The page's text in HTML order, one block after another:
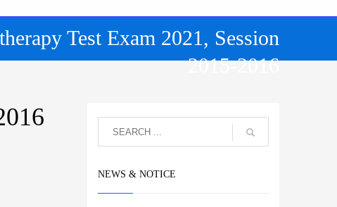
Test Exam 2021, Session
2015-2016
NEWS & NOTICE